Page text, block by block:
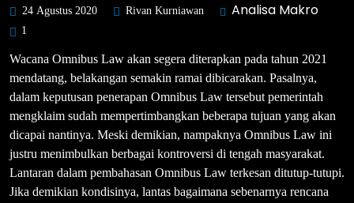
24 Agustus 2020 Rivan Kurniawan Analisa Makro
1
Wacana Omnibus Law akan segera diterapkan pada tahun 2021
mendatang, belakangan semakin ramai dibicarakan. Pasalnya,
dalam keputusan penerapan Omnibus Law tersebut pemerintah
mengklaim sudah mempertimbangkan beberapa tujuan yang akan
dicapai nantinya. Meski demikian, nampaknya Omnibus Law ini
justru menimbulkan berbagai kontroversi di tengah masyarakat.
Lantaran dalam pembahasan Omnibus Law terkesan ditutup-tutupi.
Jika demikian kondisinya, lantas bagaimana sebenarnya rencana